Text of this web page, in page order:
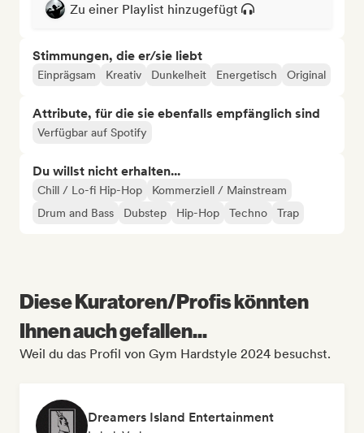
Zu einer Playlist hinzugefügt
Stimmungen, die er/sie liebt
Einprägsam Kreativ Dunkelheit Energetisch Original
Attribute, für die sie ebenfalls empfänglich sind
Verfügbar auf Spotify
Du willst nicht erhalten...
Chill / Lo-fi Hip-Hop
Kommerziell / Mainstream
Drum and Bass
Dubstep Hip-Hop Techno Trap
Diese Kuratoren/Profis könnten
Ihnen auch gefallen...
Weil du das Profil von Gym Hardstyle 2024 besuchst.
Dreamers Island Entertainment